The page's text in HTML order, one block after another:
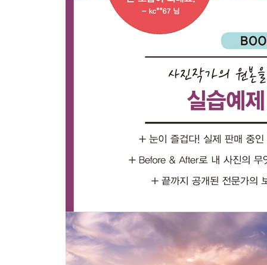
[센서 먼지, 색수차, 왜곡]
1. 센서 먼지, 전기선, 점, 기미 모두 책임진다! - 얼
2. 색수차, 왜곡 등 렌즈 오류를 바로잡는 첫 번째
3. 왜곡에 특화된 렌즈 오류를 바로잡는 두 번째 방
4. 기울고 찌그러진 왜곡을 보정하는 가장 강력한
6. 필름 느낌의 노이즈 추가하기 - 그레인
7. 안개 효과를 넣거나 빼기 - 디헤이즈
8. 햇빛을 듬뿍 머금은 효과 만들기 - 렌즈 플레어(
11. 프로 사진가들이 사용하는 테크닉을 그대로! -
12. 초점이 다른 여러 장을 모아 완벽하게 만들기 -